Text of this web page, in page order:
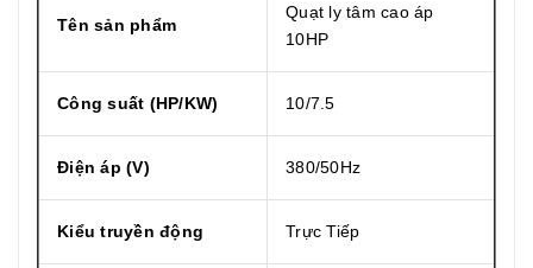
Tên sản phẩm
Quạt ly tâm cao áp
10HP
Công suất (HP/KW) 10/7.5
Điện áp (V) 380/50Hz
Kiểu truyền động Trực Tiếp